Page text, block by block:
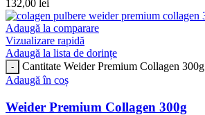
132,00 lei
Adaugă la comparare
Vizualizare rapidă
Adaugă la lista de dorințe
Cantitate Weider Premium Collagen 300g
Adaugă în coș
Weider Premium Collagen 300g